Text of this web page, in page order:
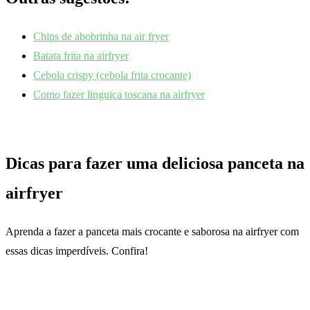
Chips de abobrinha na air fryer
Batata frita na airfryer
Cebola crispy (cebola frita crocante)
Como fazer linguiça toscana na airfryer
Dicas para fazer uma deliciosa panceta na
airfryer
Aprenda a fazer a panceta mais crocante e saborosa na airfryer com
essas dicas imperdíveis. Confira!